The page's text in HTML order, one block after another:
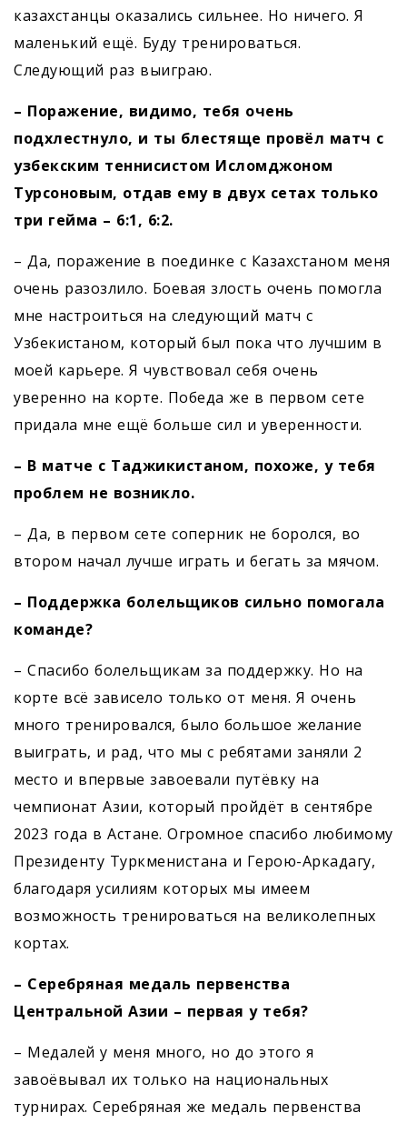
казахстанцы оказались сильнее. Но ничего. Я
маленький ещё. Буду тренироваться.
Следующий раз выиграю.
– Поражение, видимо, тебя очень
подхлестнуло, и ты блестяще провёл матч с
узбекским теннисистом Исломджоном
Турсоновым, отдав ему в двух сетах только
три гейма – 6:1, 6:2.
– Да, поражение в поединке с Казахстаном меня
очень разозлило. Боевая злость очень помогла
мне настроиться на следующий матч с
Узбекистаном, который был пока что лучшим в
моей карьере. Я чувствовал себя очень
уверенно на корте. Победа же в первом сете
придала мне ещё больше сил и уверенности.
– В матче с Таджикистаном, похоже, у тебя
проблем не возникло.
– Да, в первом сете соперник не боролся, во
втором начал лучше играть и бегать за мячом.
– Поддержка болельщиков сильно помогала
команде?
– Спасибо болельщикам за поддержку. Но на
корте всё зависело только от меня. Я очень
много тренировался, было большое желание
выиграть, и рад, что мы с ребятами заняли 2
место и впервые завоевали путёвку на
чемпионат Азии, который пройдёт в сентябре
2023 года в Астане. Огромное спасибо любимому
Президенту Туркменистана и Герою-Аркадагу,
благодаря усилиям которых мы имеем
возможность тренироваться на великолепных
кортах.
– Серебряная медаль первенства
Центральной Азии – первая у тебя?
– Медалей у меня много, но до этого я
завоёвывал их только на национальных
турнирах. Серебряная же медаль первенства